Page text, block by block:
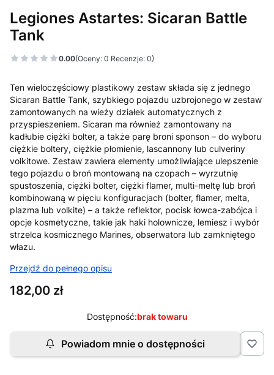
Legiones Astartes: Sicaran Battle
Tank
0.00(Oceny: 0 Recenzje: 0)
Ten wieloczęściowy plastikowy zestaw składa się z jednego
Sicaran Battle Tank, szybkiego pojazdu uzbrojonego w zestaw
zamontowanych na wieży działek automatycznych z
przyspieszeniem. Sicaran ma również zamontowany na
kadłubie ciężki bolter, a także parę broni sponson – do wyboru
ciężkie boltery, ciężkie płomienie, lascannony lub culveriny
volkitowe. Zestaw zawiera elementy umożliwiające ulepszenie
tego pojazdu o broń montowaną na czopach – wyrzutnię
spustoszenia, ciężki bolter, ciężki flamer, multi-meltę lub broń
kombinowaną w pięciu konfiguracjach (bolter, flamer, melta,
plazma lub volkite) – a także reflektor, pocisk łowca-zabójca i
opcje kosmetyczne, takie jak haki holownicze, lemiesz i wybór
strzelca kosmicznego Marines, obserwatora lub zamkniętego
włazu.
Przejdź do pełnego opisu
Cena
182,00 zł
Dostępność:brak towaru
Powiadom mnie o dostępności